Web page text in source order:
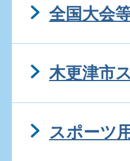
全国大会
木更津市
スポーツ